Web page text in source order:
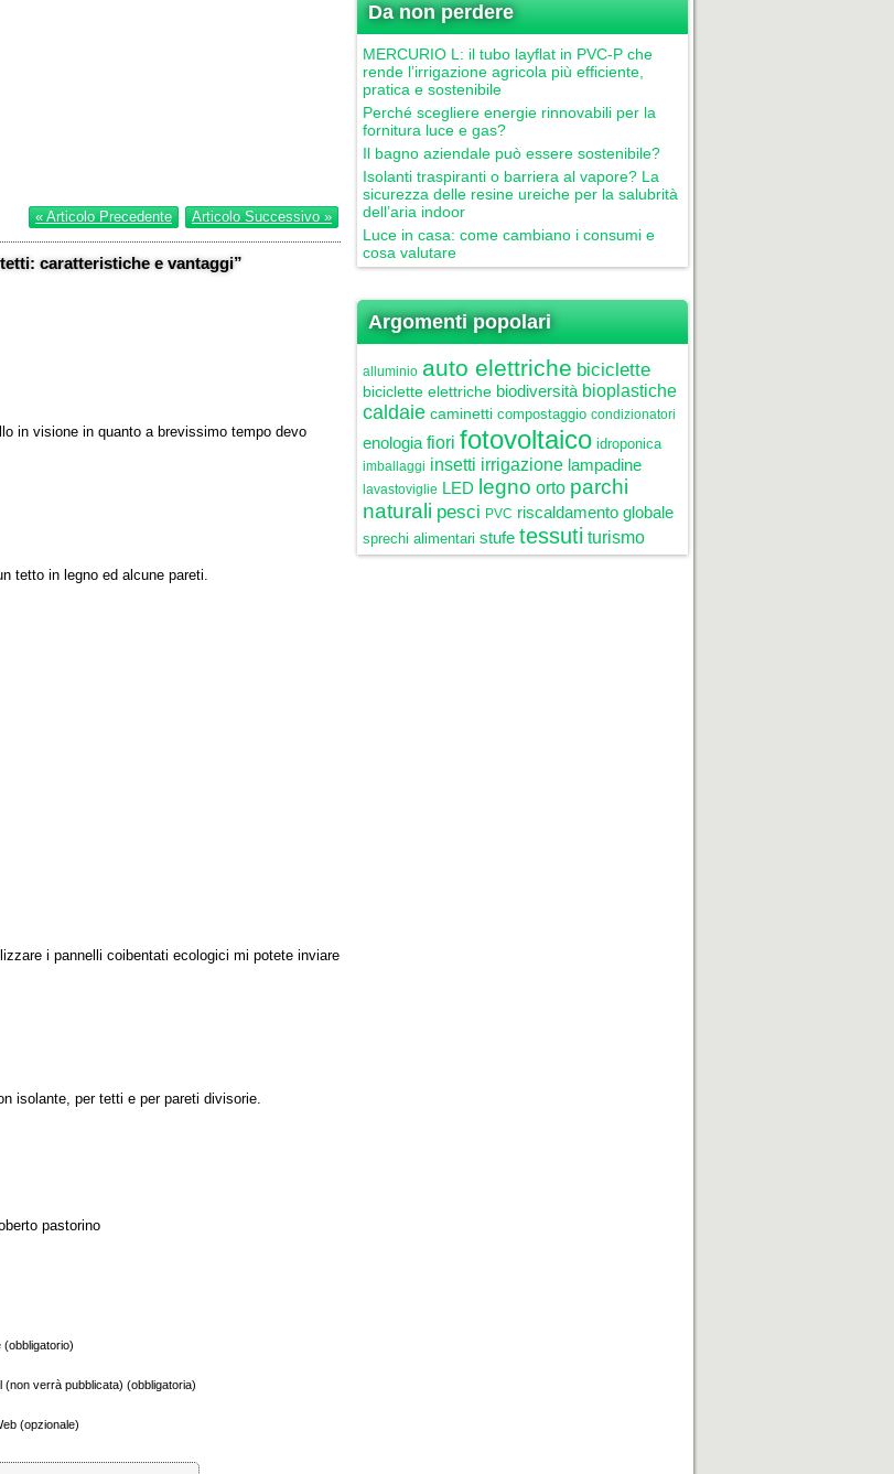
« Articolo Precedente Articolo Successivo »
caratteristiche e vantaggi”
in visione in quanto a brevissimo tempo devo
tetto in legno ed alcune pareti.
i pannelli coibentati ecologici mi potete inviare
isolante, per tetti e per pareti divisorie.
pastorino
(obbligatorio)
(non verrà pubblicata) (obbligatoria)
(opzionale)
Da non perdere
MERCURIO L: il tubo layflat in PVC-P che
rende l’irrigazione agricola più efficiente,
pratica e sostenibile
Perché scegliere energie rinnovabili per la
fornitura luce e gas?
Il bagno aziendale può essere sostenibile?
Isolanti traspiranti o barriera al vapore? La
sicurezza delle resine ureiche per la salubrità
dell’aria indoor
Luce in casa: come cambiano i consumi e
cosa valutare
Argomenti popolari
alluminio auto elettriche biciclette
biciclette elettriche biodiversità bioplastiche
caldaie caminetti compostaggio condizionatori
enologia fiori fotovoltaico idroponica
imballaggi insetti irrigazione lampadine
lavastoviglie LED legno orto parchi
naturali pesci PVC riscaldamento globale
sprechi alimentari stufe tessuti turismo